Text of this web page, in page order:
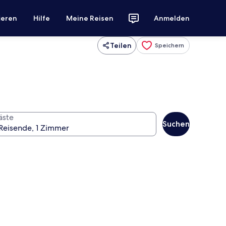
Hilfe Meine Reisen Anmelden
Teilen Speichern
Suchen